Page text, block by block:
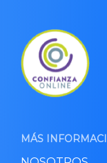
MÁS